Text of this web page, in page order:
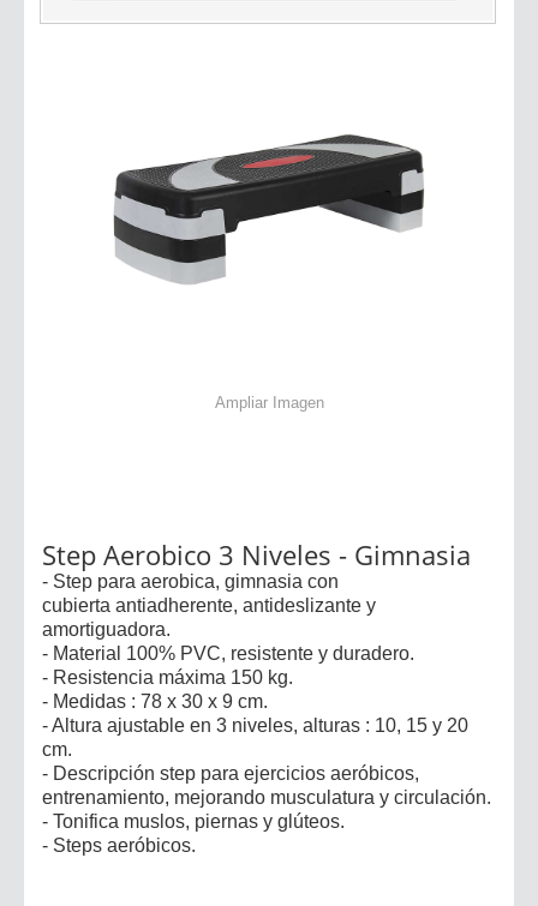
Ampliar Imagen
Step Aerobico 3 Niveles - Gimnasia
- Step para aerobica, gimnasia con
cubierta antiadherente, antideslizante y
amortiguadora.
- Material 100% PVC, resistente y duradero.
- Resistencia máxima 150 kg.
- Medidas : 78 x 30 x 9 cm.
- Altura ajustable en 3 niveles, alturas : 10, 15 y 20
cm.
- Descripción step para ejercicios aeróbicos,
entrenamiento, mejorando musculatura y circulación.
- Tonifica muslos, piernas y glúteos.
- Steps aeróbicos.